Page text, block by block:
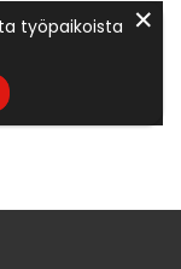
työpaikoista ✕